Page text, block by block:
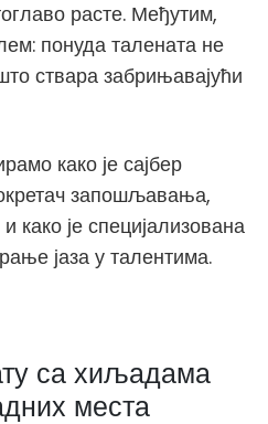
расте. Међутим,
понуда талената не
ствара забрињавајући
како је сајбер
запошљавања,
како је специјализована
јаза у талентима.
са хиљадама
места